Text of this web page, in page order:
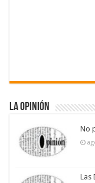
La Opinión
No
Las